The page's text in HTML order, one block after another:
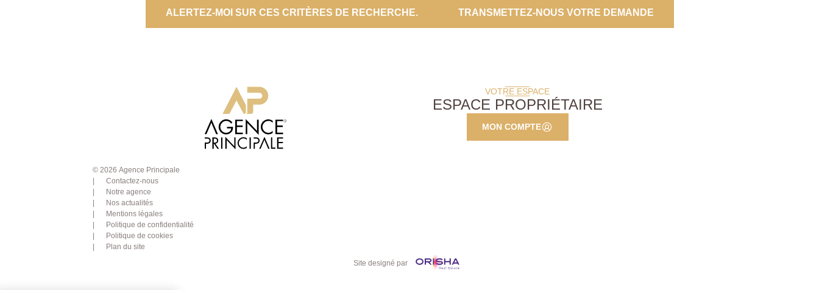
ALERTEZ-MOI SUR CES CRITÈRES DE RECHERCHE. TRANSMETTEZ-NOUS VOTRE DEMANDE
VOTRE ESPACE
ESPACE PROPRIÉTAIRE
MON COMPTE
© 2026 Agence Principale
Contactez-nous
Notre agence
Nos actualités
Mentions légales
Politique de confidentialité
Politique de cookies
Plan du site
Site designé par